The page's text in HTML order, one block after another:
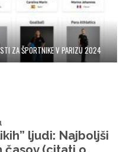
ZA ŠPORTNIKE V PARIZU 2024